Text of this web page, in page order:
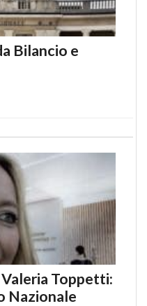
Bilancio e
Valeria Toppetti:
Nazionale